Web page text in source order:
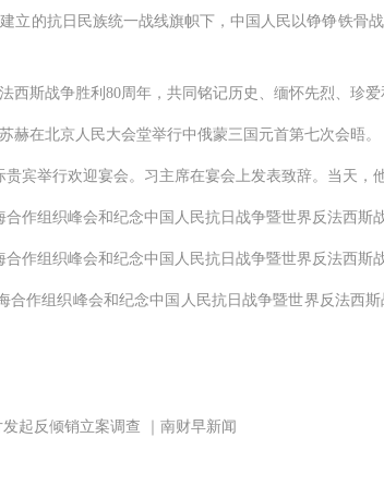
的抗日民族统一战线旗帜下，中国人民以铮铮铁骨
战争胜利80周年，共同铭记历史、缅怀先烈、珍爱
在北京人民大会堂举行中俄蒙三国元首第七次会晤。
举行欢迎宴会。习主席在宴会上发表致辞。当天，
组织峰会和纪念中国人民抗日战争暨世界反法西斯
组织峰会和纪念中国人民抗日战争暨世界反法西斯
组织峰会和纪念中国人民抗日战争暨世界反法西斯
起反倾销立案调查 ｜南财早新闻